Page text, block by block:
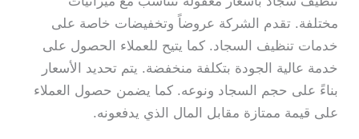
مختلفة. تقدم الشركة عروضاً وتخفيضات خاصة على
خدمات تنظيف السجاد. كما يتيح للعملاء الحصول على
خدمة عالية الجودة بتكلفة منخفضة. يتم تحديد الأسعار
بناءً على حجم السجاد ونوعه. كما يضمن حصول العملاء
على قيمة ممتازة مقابل المال الذي يدفعونه.